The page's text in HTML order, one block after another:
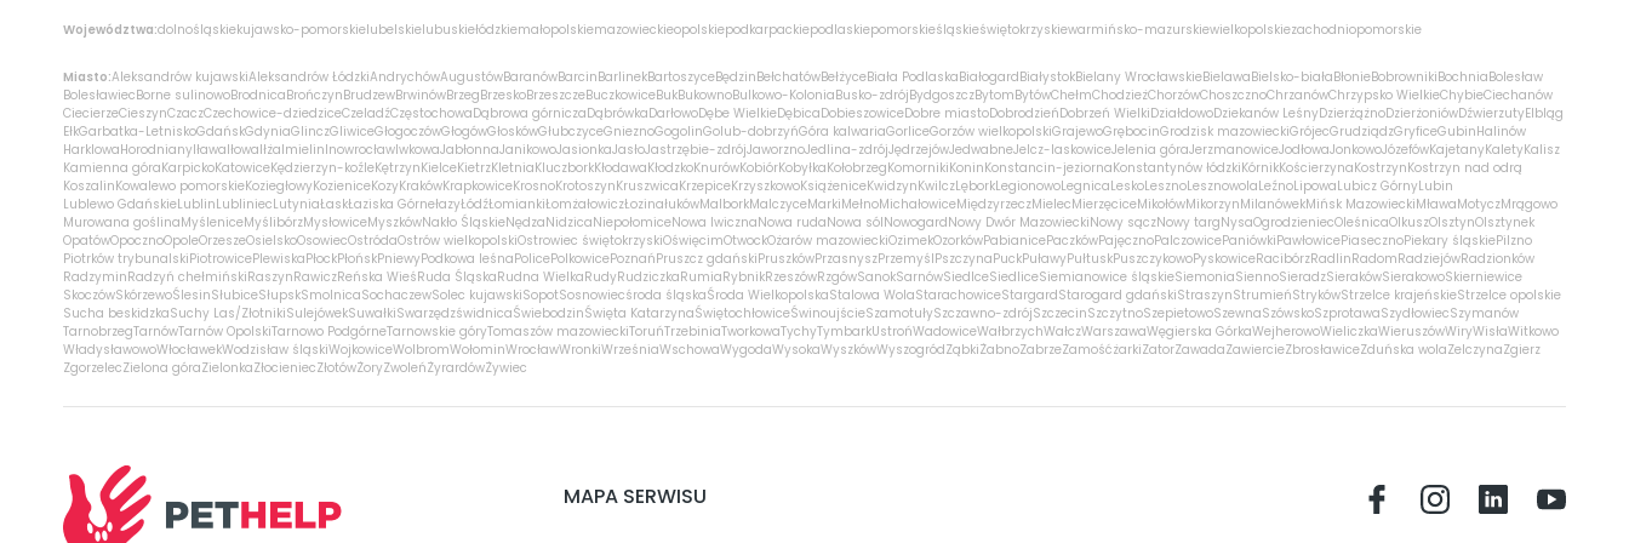
Województwa:dolnośląskiekujawsko-pomorskielubelskielubuskiełódzkiemałopolskiemazowieckieopolskiepodkarpackiepodlaskiepomorskieśląskieświętokrzyskiewarmińsko-mazurskiewielkopolskiezachodniopomorskie
Miasto:Aleksandrów kujawskiAleksandrów ŁódzkiAndrychówAugustówBaranówBarcinBarlinekBartoszyceBędzinBełchatówBełżyceBiała PodlaskaBiałogardBiałystokBielany WrocławskieBielawaBielsko-białaBłonieBobrownikiBochniaBolesław
BolesławiecBorne sulinowoBrodnicaBrończynBrudzewBrwinówBrzegBrzeskoBrzeszczeBuczkowiceBukBukownoBulkowo-KoloniaBusko-zdrójBydgoszczBytomBytówChełmChodzieżChorzówChoszcznoChrzanówChrzypsko WielkieChybieCiechanów
CiecierzeCieszynCzaczCzechowice-dziedziceCzeladźCzęstochowaDąbrowa górniczaDąbrówkaDarłowoDębe WielkieDębicaDobieszowiceDobre miastoDobrodzieńDobrzeń WielkiDziałdowoDziekanów LeśnyDzierżążnoDzierżoniówDźwierzutyElbląg
EłkGarbatka-LetniskoGdańskGdyniaGlinczGliwiceGłogoczówGłogówGłoskówGłubczyceGnieznoGogolinGolub-dobrzyńGóra kalwariaGorliceGorzów wielkopolskiGrajewoGrębocinGrodzisk mazowieckiGrójecGrudziądzGryficeGubinHalinów
HarklowaHorodnianyIławaIłowaIłżaImielinInowrocławIwkowaJabłonnaJanikowoJasionkaJasłoJastrzębie-zdrójJaworznoJedlina-zdrójJędrzejówJedwabneJelcz-laskowiceJelenia góraJerzmanowiceJodłowaJonkowoJózefówKajetanyKaletyKalisz
Kamienna góraKarpickoKatowiceKędzierzyn-koźleKętrzynKielceKietrzKletniaKluczborkKłodawaKłodzkoKnurówKobiórKobyłkaKołobrzegKomornikiKoninKonstancin-jeziornaKonstantynów łódzkiKórnikKościerzynaKostrzynKostrzyn nad odrą
KoszalinKowalewo pomorskieKoziegłowyKozieniceKozyKrakówKrapkowiceKrosnoKrotoszynKruszwicaKrzepiceKrzyszkowoKsiążeniceKwidzynKwilczLęborkLegionowoLegnicaLeskoLesznoLesznowolaLeźnoLipowaLubicz GórnyLubin
Lublewo GdańskieLublinLubliniecLutyniaŁaskŁaziska GórnełazyŁódźŁomiankiŁomżałowiczŁozinałukówMalborkMalczyceMarkiMełnoMichałowiceMiędzyrzeczMielecMierzęciceMikołówMikorzynMilanówekMińsk MazowieckiMławaMotyczMrągowo
Murowana goślinaMyśleniceMyślibórzMysłowiceMyszkówNakło ŚląskieNędzaNidzicaNiepołomiceNowa IwicznaNowa rudaNowa sólNowogardNowy Dwór MazowieckiNowy sączNowy targNysaOgrodzieniecOleśnicaOlkuszOlsztynOlsztynek
OpatówOpocznoOpoleOrzeszeOsielskoOsowiecOstródaOstrów wielkopolskiOstrowiec świętokrzyskiOświęcimOtwockOżarów mazowieckiOzimekOzorkówPabianicePaczkówPajęcznoPalczowicePaniówkiPawłowicePiasecznoPiekary śląskiePilzno
Piotrków trybunalskiPiotrowicePlewiskaPłockPłońskPniewyPodkowa leśnaPolicePolkowicePoznańPruszcz gdańskiPruszkówPrzasnyszPrzemyślPszczynaPuckPuławyPułtuskPuszczykowoPyskowiceRacibórzRadlinRadomRadziejówRadzionków
RadzyminRadzyń chełmińskiRaszynRawiczReńska WieśRuda ŚląskaRudna WielkaRudyRudziczkaRumiaRybnikRzeszówRzgówSanokSarnówSiedlceSiedliceSiemianowice śląskieSiemoniaSiennoSieradzSierakówSierakowoSkierniewice
SkoczówSkórzewoŚlesinSłubiceSłupskSmolnicaSochaczewSolec kujawskiSopotSosnowiecśroda śląskaŚroda WielkopolskaStalowa WolaStarachowiceStargardStarogard gdańskiStraszynStrumieńStrykówStrzelce krajeńskieStrzelce opolskie
Sucha beskidzkaSuchy Las/ZłotnikiSulejówekSuwałkiSwarzędzświdnicaŚwiebodzinŚwięta KatarzynaŚwiętochłowiceŚwinoujścieSzamotułySzczawno-zdrójSzczecinSzczytnoSzepietowoSzewnaSzówskoSzprotawaSzydłowiecSzymanów
TarnobrzegTarnówTarnów OpolskiTarnowo PodgórneTarnowskie góryTomaszów mazowieckiToruńTrzebiniaTworkowaTychyTymbarkUstrońWadowiceWałbrzychWałczWarszawaWęgierska GórkaWejherowoWieliczkaWieruszówWiryWisłaWitkowo
WładysławowoWłocławekWodzisław śląskiWojkowiceWolbromWołominWrocławWronkiWrześniaWschowaWygodaWysokaWyszkówWyszogródZąbkiŻabnoZabrzeZamośćżarkiZatorZawadaZawiercieZbrosławiceZduńska wolaZelczynaZgierz
ZgorzelecZielona góraZielonkaZłocieniecZłotówŻoryZwoleńŻyrardówŻywiec
MAPA SERWISU